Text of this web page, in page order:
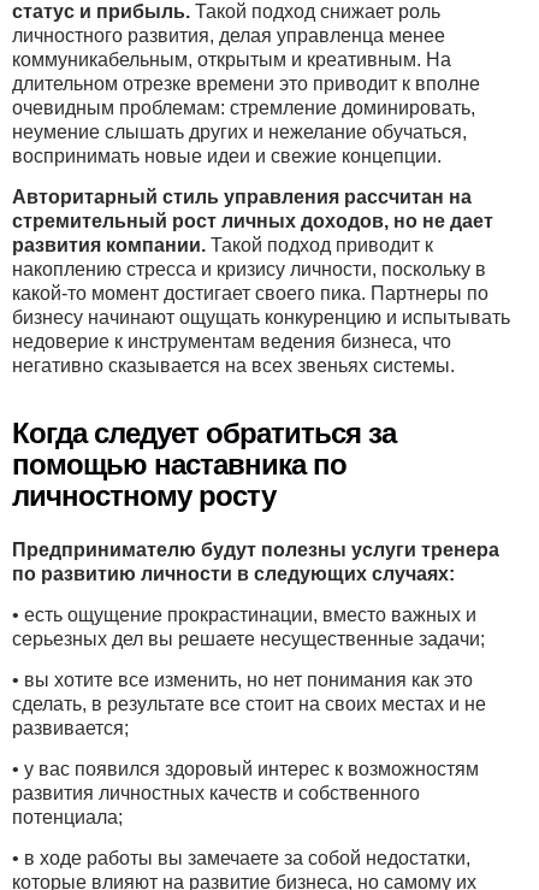
статус и прибыль. Такой подход снижает роль
личностного развития, делая управленца менее
коммуникабельным, открытым и креативным. На
длительном отрезке времени это приводит к вполне
очевидным проблемам: стремление доминировать,
неумение слышать других и нежелание обучаться,
воспринимать новые идеи и свежие концепции.
Авторитарный стиль управления рассчитан на
стремительный рост личных доходов, но не дает
развития компании. Такой подход приводит к
накоплению стресса и кризису личности, поскольку в
какой-то момент достигает своего пика. Партнеры по
бизнесу начинают ощущать конкуренцию и испытывать
недоверие к инструментам ведения бизнеса, что
негативно сказывается на всех звеньях системы.
Когда следует обратиться за
помощью наставника по
личностному росту
Предпринимателю будут полезны услуги тренера
по развитию личности в следующих случаях:
• есть ощущение прокрастинации, вместо важных и
серьезных дел вы решаете несущественные задачи;
• вы хотите все изменить, но нет понимания как это
сделать, в результате все стоит на своих местах и не
развивается;
• у вас появился здоровый интерес к возможностям
развития личностных качеств и собственного
потенциала;
• в ходе работы вы замечаете за собой недостатки,
которые влияют на развитие бизнеса, но самому их